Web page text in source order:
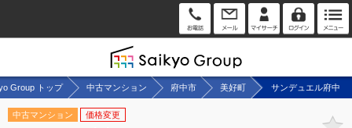
Group トップ 中古マンション 府中市 美好町 サンデュエル府中
中古マンション 価格変更